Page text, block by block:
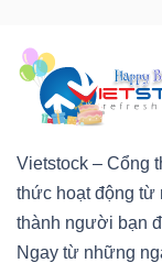
Vietstock – Cổng
thức hoạt động từ
thành người bạn
Ngay từ những